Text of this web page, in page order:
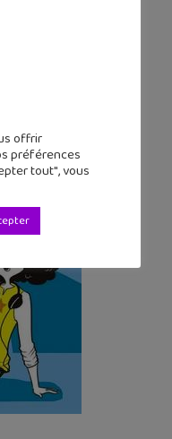
offrir
préférences
tout", vous